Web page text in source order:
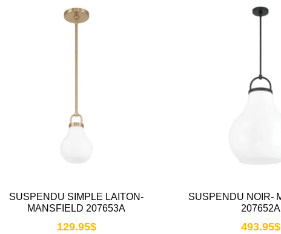
SUSPENDU SIMPLE LAITON-
MANSFIELD 207653A
129.95$
SUSPENDU NOIR-
207652A
493.95$